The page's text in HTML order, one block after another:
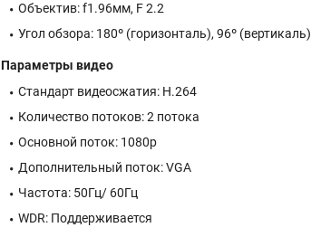
Объектив: f1.96мм, F 2.2
Угол обзора: 180º (горизонталь), 96º (вертикаль)
Параметры видео
Стандарт видеосжатия: H.264
Количество потоков: 2 потока
Основной поток: 1080p
Дополнительный поток: VGA
Частота: 50Гц/ 60Гц
WDR: Поддерживается